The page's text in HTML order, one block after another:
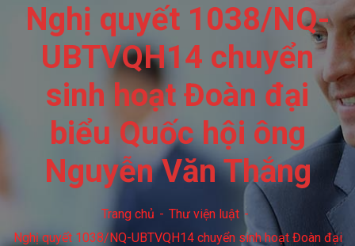
Nghị quyết 1038/NQ-
UBTVQH14 chuyển
sinh hoạt Đoàn đại
biểu Quốc hội ông
Nguyễn Văn Thắng
Trang chủ
Thư viện luật
Nghị quyết 1038/NQ-UBTVQH14 chuyển sinh hoạt Đoàn đại